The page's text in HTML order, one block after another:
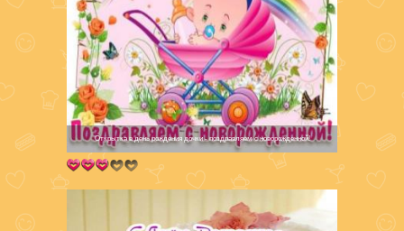
Открытка в день рождения дочки - поздравляем с новорожденной!